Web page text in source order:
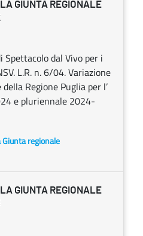
GIUNTA REGIONALE
dal Vivo per i
L.R. n. 6/04. Variazione
Regione Puglia per l’
e pluriennale 2024-
Giunta regionale
GIUNTA REGIONALE